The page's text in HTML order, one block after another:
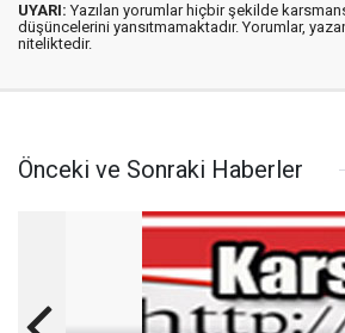
UYARI: Yazılan yorumlar hiçbir şekilde
düşüncelerini yansıtmamaktadır. Yorumlar,
niteliktedir.
Önceki ve Sonraki Haberler